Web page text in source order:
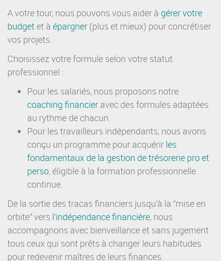
A votre tour, nous pouvons vous aider à gérer votre
budget et à épargner (plus et mieux) pour concrétiser
vos projets.
Choisissez votre formule selon votre statut
professionnel :
Pour les salariés, nous proposons notre
coaching financier avec des formules adaptées
au rythme de chacun.
Pour les travailleurs indépendants, nous avons
conçu un programme pour acquérir les
fondamentaux de la gestion de trésorerie pro et
perso, éligible à la formation professionnelle
continue.
De la sortie des tracas financiers jusqu’à la “mise en
orbite” vers l’indépendance financière, nous
accompagnons avec bienveillance et sans jugement
tous ceux qui sont prêts à changer leurs habitudes
pour redevenir maîtres de leurs finances.